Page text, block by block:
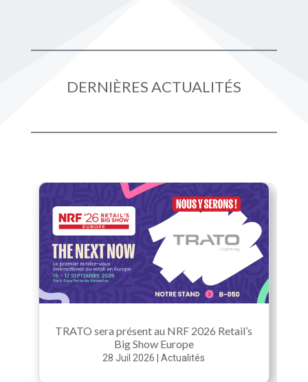
DERNIÈRES ACTUALITÉS
TRATO sera présent au NRF 2026 Retail’s
Big Show Europe
28 Juil 2026 |Actualités